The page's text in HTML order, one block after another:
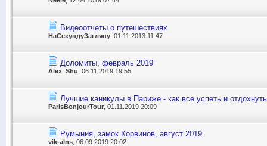
Видеоотчеты о путешествиях
НаСекундуЗагляну , 01.11.2013 11:47
Доломиты, февраль 2019
Alex_Shu , 06.11.2019 19:55
Лучшие каникулы в Париже - как все успеть и
ParisBonjourTour , 01.11.2019 20:09
Румыния, замок Корвинов, август 2019.
vik-alns , 06.09.2019 20:02